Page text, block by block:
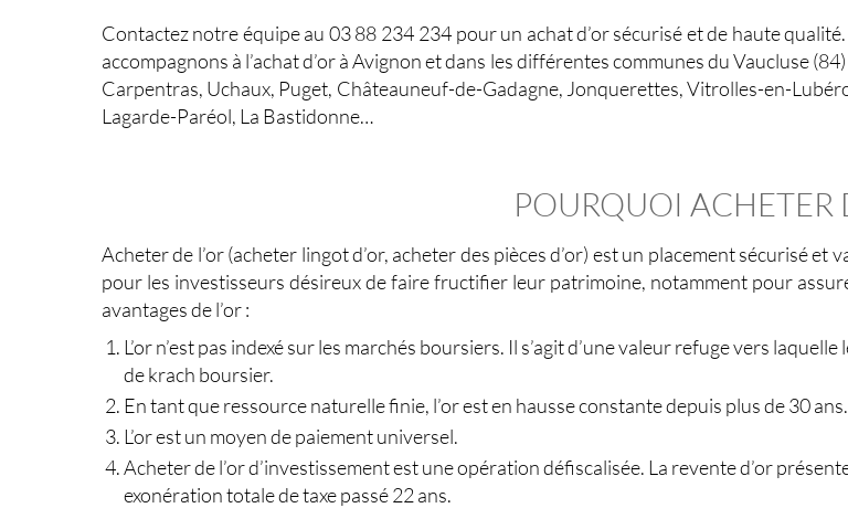
Contactez notre équipe au 03 88 234 234 pour un achat d’or sécurisé et de haute
accompagnons à l’achat d’or à Avignon et dans les différentes communes du Vaucluse
Carpentras, Uchaux, Puget, Châteauneuf-de-Gadagne, Jonquerettes, Vitrolles-en-
Lagarde-Paréol, La Bastidonne…
POURQUOI ACHETER
Acheter de l’or(acheter lingot d’or, acheter des pièces d’or) est un placement sécurisé et
pour les investisseurs désireux de faire fructifier leur patrimoine, notamment pour
avantages de l’or :
L’or n’est pas indexé sur les marchés boursiers. Il s’agit d’une valeur refuge vers
de krach boursier.
En tant que ressource naturelle finie, l’or est en hausse constante depuis plus de 30
L’or est un moyen de paiement universel.
Acheter de l’or d’investissement est une opération défiscalisée. La revente d’or
exonération totale de taxe passé 22 ans.